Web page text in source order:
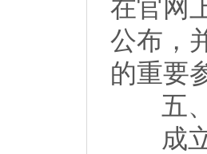
在官网
公布，
的重要
五、
成立